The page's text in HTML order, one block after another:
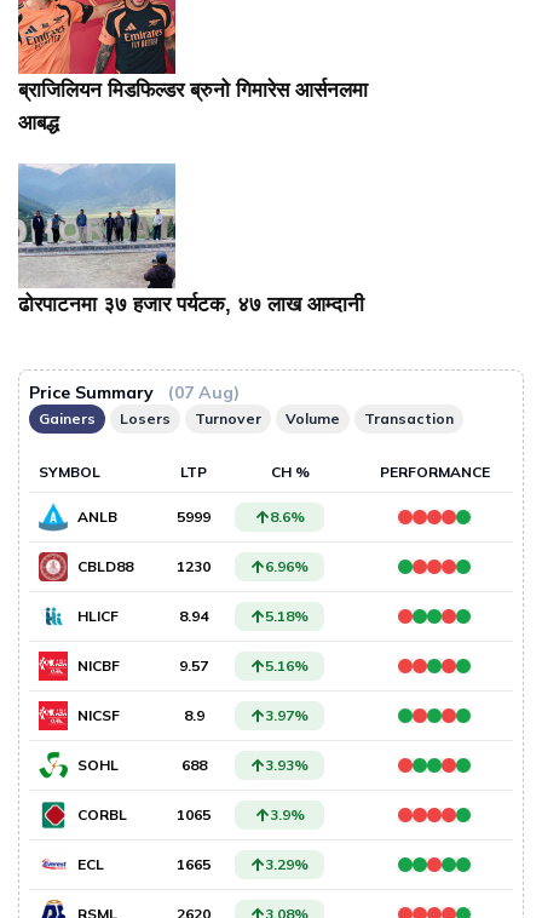
ब्राजिलियन मिडफिल्डर ब्रुनो गिमारेस आर्सनलमा
आबद्ध
ढोरपाटनमा ३७ हजार पर्यटक, ४७ लाख आम्दानी